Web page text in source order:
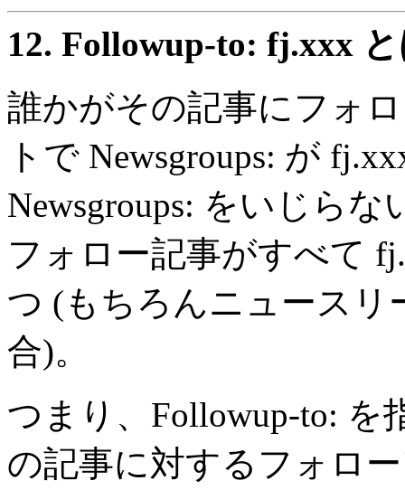
12. Followup-to: fj.xxx
誰かがその記事にフォ
トで Newsgroups: が
Newsgroups: をいじら
フォロー記事がすべて
つ (もちろんニュース
合)。
つまり、Followup-to: を
の記事に対するフォロ